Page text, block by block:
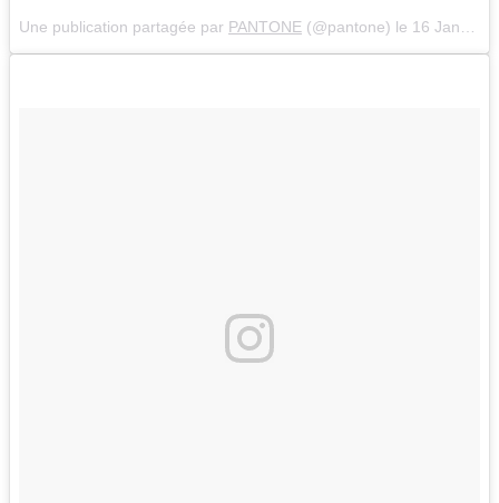
Une publication partagée par PANTONE (@pantone) le 16 Janv. 2018 à 7 :03 PST